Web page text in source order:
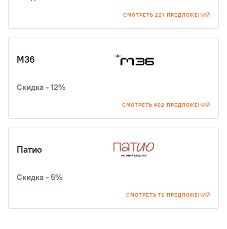
СМОТРЕТЬ 221 ПРЕДЛОЖЕНИЙ
М36
Скидка - 12%
СМОТРЕТЬ 402 ПРЕДЛОЖЕНИЙ
Патио
Скидка - 5%
СМОТРЕТЬ 76 ПРЕДЛОЖЕНИЙ